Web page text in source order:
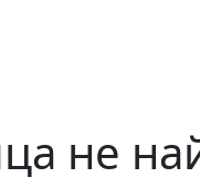
не